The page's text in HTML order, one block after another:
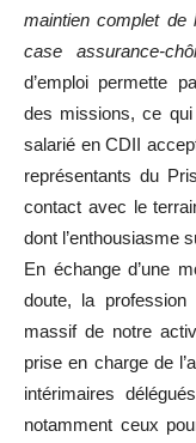
maintien complet de
case assurance-
d’emploi permette
des missions, ce
salarié en CDII
représentants du
contact avec le
dont l’enthousiasme
En échange d’une
doute, la
massif de notre
prise en charge de
intérimaires
notamment ceux